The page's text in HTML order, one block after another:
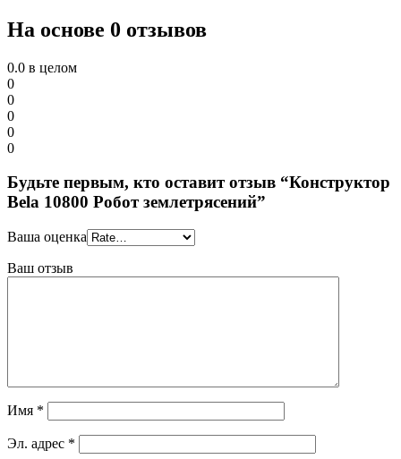
На основе 0 отзывов
0.0 в целом
0
0
0
0
0
Будьте первым, кто оставит отзыв “Конструктор
Bela 10800 Робот землетрясений”
Ваша оценка
Ваш отзыв
Имя *
Эл. адрес *